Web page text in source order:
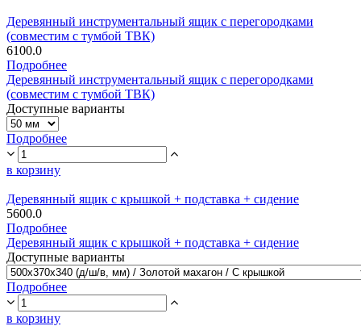
Деревянный инструментальный ящик с перегородками
(совместим с тумбой ТВК)
6100.0
Подробнее
Деревянный инструментальный ящик с перегородками
(совместим с тумбой ТВК)
Доступные варианты
Подробнее
в корзину
Деревянный ящик с крышкой + подставка + сидение
5600.0
Подробнее
Деревянный ящик с крышкой + подставка + сидение
Доступные варианты
Подробнее
в корзину